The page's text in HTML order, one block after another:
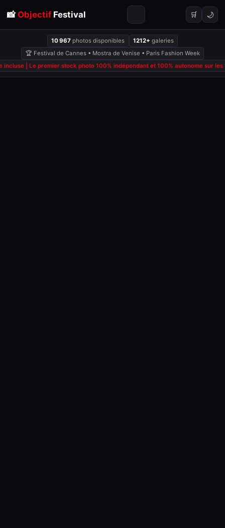
📸 ObjectifFestival 🛒 🌙
10 967 photos disponibles 1212+ galeries
🏆 Festival de Cannes • Mostra de Venise • Paris Fashion Week
| Le premier stock photo 100% indépendant et 100% autonome sur